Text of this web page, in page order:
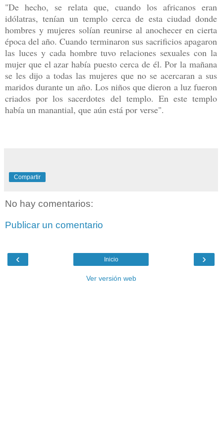
"De hecho, se relata que, cuando los africanos eran
idólatras, tenían un templo cerca de esta ciudad donde
hombres y mujeres solían reunirse al anochecer en cierta
época del año. Cuando terminaron sus sacrificios apagaron
las luces y cada hombre tuvo relaciones sexuales con la
mujer que el azar había puesto cerca de él. Por la mañana
se les dijo a todas las mujeres que no se acercaran a sus
maridos durante un año. Los niños que dieron a luz fueron
criados por los sacerdotes del templo. En este templo
había un manantial, que aún está por verse".
Compartir
No hay comentarios:
Publicar un comentario
‹ ›
Inicio
Ver versión web